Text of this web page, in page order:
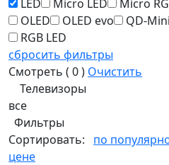
LED
Micro LED Micro
OLED
OLED evo QD-
RGB LED
сбросить фильтры
Смотреть ( 0) Очистить
Телевизоры
все
Фильтры
Сортировать: по
цене